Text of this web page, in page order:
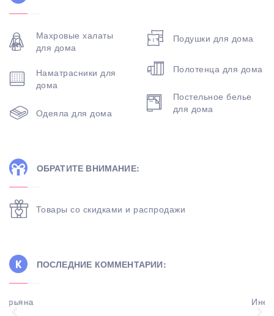
Махровые халаты
для дома
Наматрасники для
дома
Одеяла для дома
Подушки для дома
Полотенца для дома
Постельное белье
для дома
ОБРАТИТЕ ВНИМАНИЕ:
Товары со скидками и распродажи
ПОСЛЕДНИЕ КОММЕНТАРИИ:
Инесса